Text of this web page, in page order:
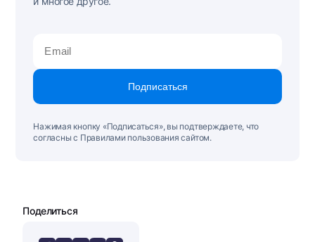
Подписаться
Нажимая кнопку «Подписаться», вы подтверждаете, что
согласны с Правилами пользования сайтом.
Поделиться